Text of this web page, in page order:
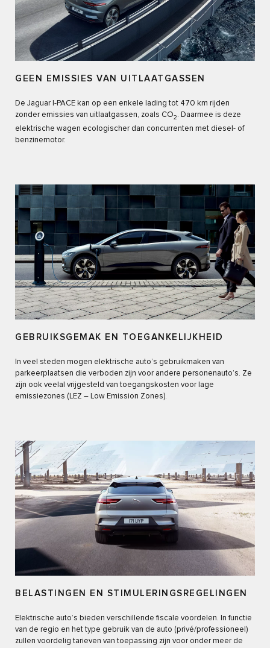
GEEN EMISSIES VAN UITLAATGASSEN
De Jaguar I-PACE kan op een enkele lading tot 470 km rijden
zonder emissies van uitlaatgassen, zoals CO2 . Daarmee is deze
elektrische wagen ecologischer dan concurrenten met diesel- of
benzinemotor.
GEBRUIKSGEMAK EN TOEGANKELIJKHEID
In veel steden mogen elektrische auto’s gebruikmaken van
parkeerplaatsen die verboden zijn voor andere personenauto’s. Ze
zijn ook veelal vrijgesteld van toegangskosten voor lage
emissiezones (LEZ – Low Emission Zones).
BELASTINGEN EN STIMULERINGSREGELINGEN
Elektrische auto’s bieden verschillende fiscale voordelen. In functie
van de regio en het type gebruik van de auto (privé/professioneel)
zullen voordelig tarieven van toepassing zijn voor onder meer de